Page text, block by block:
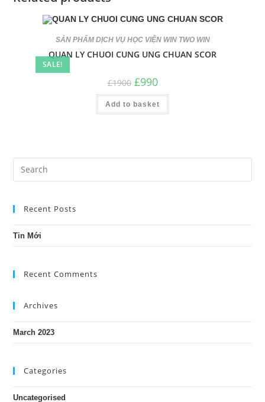
SALE!
SẢN PHẨM DỊCH VỤ HỌC VIỆN WIN TWO WIN
QUAN LY CHUOI CUNG UNG CHUAN SCOR
£1900 £990
Add to basket
Recent Posts
Tin Mới
Recent Comments
Archives
March 2023
Categories
Uncategorised